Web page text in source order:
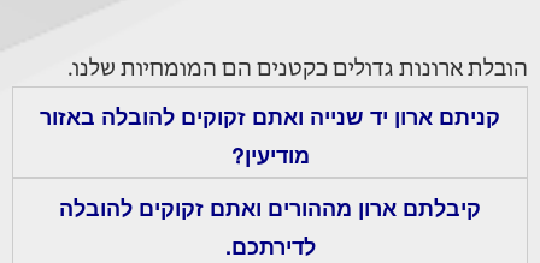
הובלת ארונות גדולים כקטנים הם המומחיות שלנו.
קניתם ארון יד שנייה ואתם זקוקים להובלה באזור
מודיעין?
קיבלתם ארון מההורים ואתם זקוקים להובלה
לדירתכם.